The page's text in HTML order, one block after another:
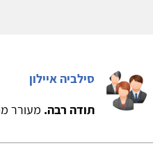
סילביה איילון
תודה רבה. מעורר